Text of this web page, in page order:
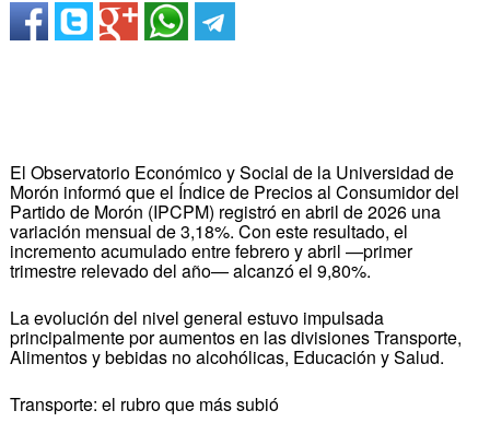
El Observatorio Económico y Social de la Universidad de
Morón informó que el Índice de Precios al Consumidor del
Partido de Morón (IPCPM) registró en abril de 2026 una
variación mensual de 3,18%. Con este resultado, el
incremento acumulado entre febrero y abril —primer
trimestre relevado del año— alcanzó el 9,80%.
La evolución del nivel general estuvo impulsada
principalmente por aumentos en las divisiones Transporte,
Alimentos y bebidas no alcohólicas, Educación y Salud.
Transporte: el rubro que más subió